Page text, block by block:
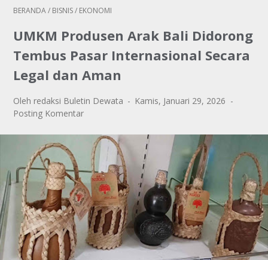
BERANDA/ BISNIS/ EKONOMI
UMKM Produsen Arak Bali Didorong
Tembus Pasar Internasional Secara
Legal dan Aman
Oleh redaksi Buletin Dewata
Kamis, Januari 29, 2026
Posting Komentar